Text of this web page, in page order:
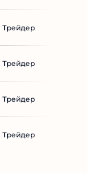
Трейдер
Трейдер
Трейдер
Трейдер